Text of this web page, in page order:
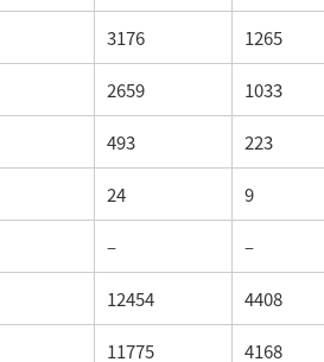
3176 1265
2659 1033
493 223
24 9
– –
12454 4408
11775 4168